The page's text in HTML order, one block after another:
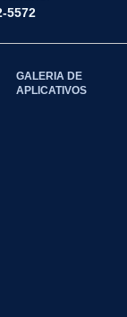
5572
GALERIA DE
APLICATIVOS